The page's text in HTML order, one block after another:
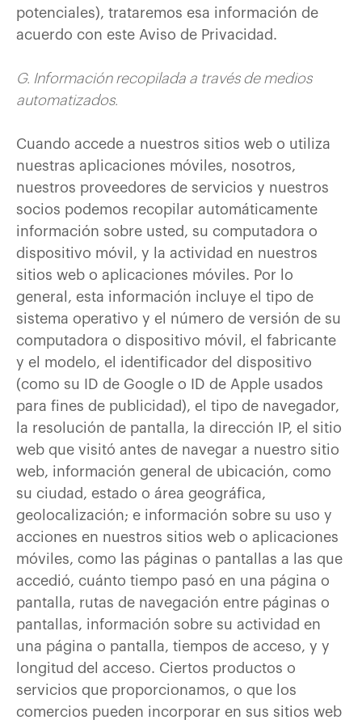
potenciales), trataremos esa información de
acuerdo con este Aviso de Privacidad.
G. Información recopilada a través de medios
automatizados.
Cuando accede a nuestros sitios web o utiliza
nuestras aplicaciones móviles, nosotros,
nuestros proveedores de servicios y nuestros
socios podemos recopilar automáticamente
información sobre usted, su computadora o
dispositivo móvil, y la actividad en nuestros
sitios web o aplicaciones móviles. Por lo
general, esta información incluye el tipo de
sistema operativo y el número de versión de su
computadora o dispositivo móvil, el fabricante
y el modelo, el identificador del dispositivo
(como su ID de Google o ID de Apple usados
para fines de publicidad), el tipo de navegador,
la resolución de pantalla, la dirección IP, el sitio
web que visitó antes de navegar a nuestro sitio
web, información general de ubicación, como
su ciudad, estado o área geográfica,
geolocalización; e información sobre su uso y
acciones en nuestros sitios web o aplicaciones
móviles, como las páginas o pantallas a las que
accedió, cuánto tiempo pasó en una página o
pantalla, rutas de navegación entre páginas o
pantallas, información sobre su actividad en
una página o pantalla, tiempos de acceso, y y
longitud del acceso. Ciertos productos o
servicios que proporcionamos, o que los
comercios pueden incorporar en sus sitios web